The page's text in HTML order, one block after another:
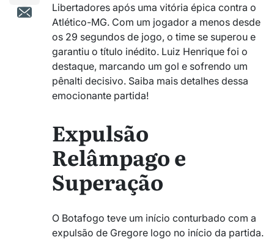
Libertadores após uma vitória épica contra o
Atlético-MG. Com um jogador a menos desde
os 29 segundos de jogo, o time se superou e
garantiu o título inédito. Luiz Henrique foi o
destaque, marcando um gol e sofrendo um
pênalti decisivo. Saiba mais detalhes dessa
emocionante partida!
Expulsão
Relâmpago e
Superação
O Botafogo teve um início conturbado com a
expulsão de Gregore logo no início da partida.